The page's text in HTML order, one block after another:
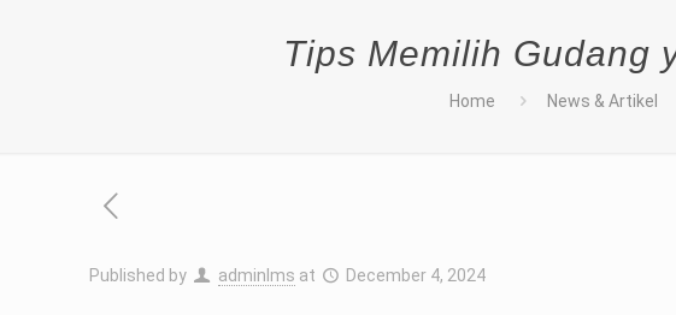
Tips Memilih Gudang
Home News & Artikel
Published by adminIms at December 4, 2024